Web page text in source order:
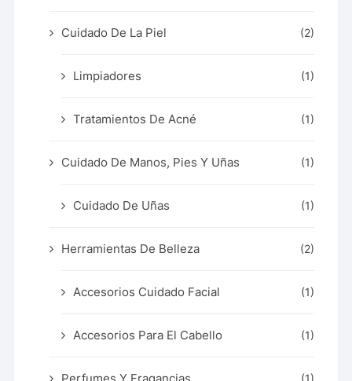
Cuidado De La Piel (2)
Limpiadores (1)
Tratamientos De Acné (1)
Cuidado De Manos, Pies Y Uñas (1)
Cuidado De Uñas (1)
Herramientas De Belleza (2)
Accesorios Cuidado Facial (1)
Accesorios Para El Cabello (1)